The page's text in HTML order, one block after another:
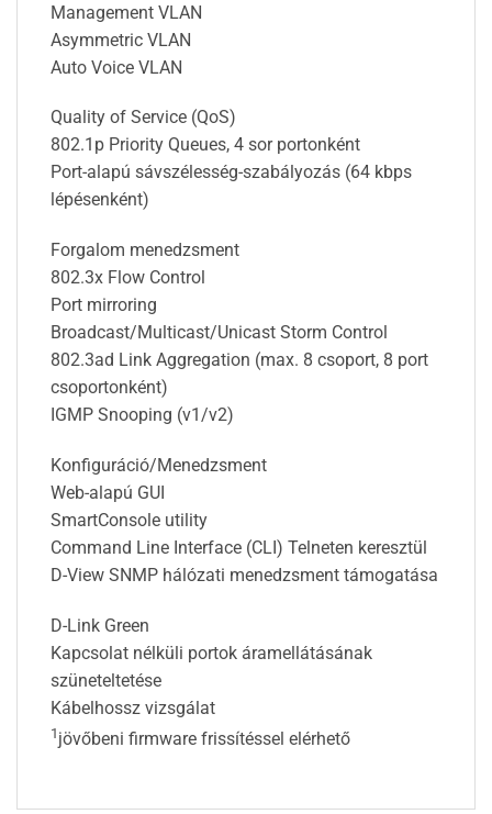
Management VLAN
Asymmetric VLAN
Auto Voice VLAN
Quality of Service (QoS)
802.1p Priority Queues, 4 sor portonként
Port-alapú sávszélesség-szabályozás (64 kbps
lépésenként)
Forgalom menedzsment
802.3x Flow Control
Port mirroring
Broadcast/Multicast/Unicast Storm Control
802.3ad Link Aggregation (max. 8 csoport, 8 port
csoportonként)
IGMP Snooping (v1/v2)
Konfiguráció/Menedzsment
Web-alapú GUI
SmartConsole utility
Command Line Interface (CLI) Telneten keresztül
D-View SNMP hálózati menedzsment támogatása
D-Link Green
Kapcsolat nélküli portok áramellátásának
szüneteltetése
Kábelhossz vizsgálat
1 jövőbeni firmware frissítéssel elérhető